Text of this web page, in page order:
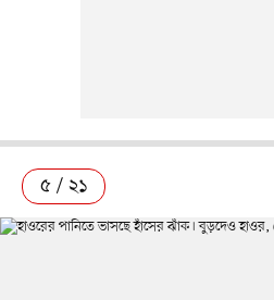
৫ / ২১